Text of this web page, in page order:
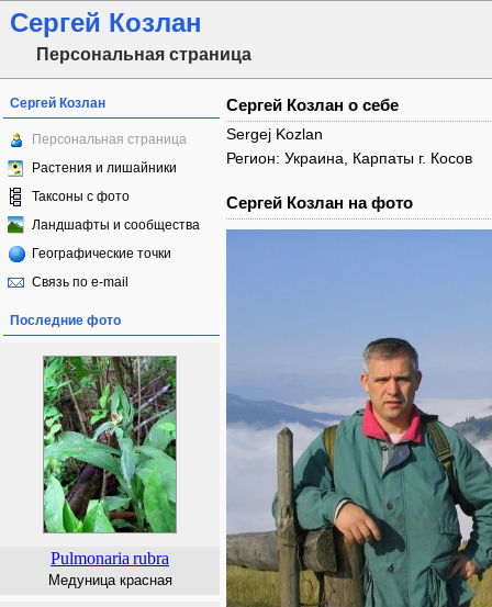
Сергей Козлан
Персональная страница
Сергей Козлан
Персональная страница
Растения и лишайники
Таксоны с фото
Ландшафты и сообщества
Географические точки
Связь по e-mail
Последние фото
Pulmonaria rubra
Медуница красная
Сергей Козлан о себе
Sergej Kozlan
Регион: Украина, Карпаты г. Косов
Сергей Козлан на фото